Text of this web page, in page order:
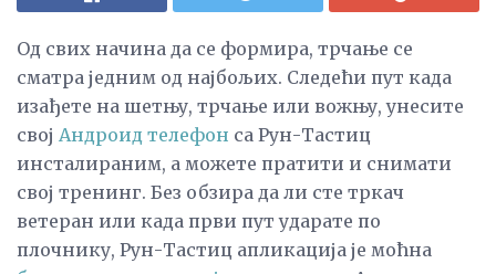
Од свих начина да се формира, трчање се
сматра једним од најбољих. Следећи пут када
изађете на шетњу, трчање или вожњу, унесите
свој Андроид телефон са Рун-Тастиц
инсталираним, а можете пратити и снимати
свој тренинг. Без обзира да ли сте тркач
ветеран или када први пут ударате по
плочнику, Рун-Тастиц апликација је моћна